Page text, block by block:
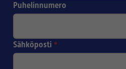
Puhelinnumero
Sähköposti *